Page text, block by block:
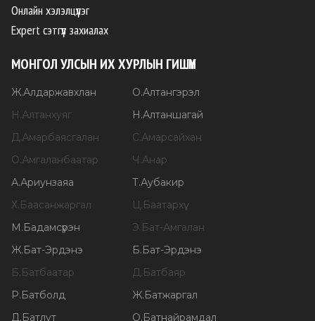
Онлайн хэлэлцүүлэг
Expert сэтгүүл захиалах
МОНГОЛ УЛСЫН ИХ ХУРЛЫН ГИШҮҮН
Ж.Алдаржавхлан О.Алтангэрэл
Н .Алтанхуяг Н .Алтаншагай
Д.Амарбаясгалан С.Амарсайхан
О.Амгаланбаатар Ч .Анар
А.Ариунзаяа Т.Аубакир
Х. Баасанжаргал Ц. Баатархүү
М . Бадамсүрэн Э. Бат-Амгалан
Ж. Бат-Эрдэнэ Б. Бат-Эрдэнэ
Б. Батбаатар Д. Батбаяр
Р. Батболд Ж. Батжаргал
Д. Батлут О. Батнайрамдал